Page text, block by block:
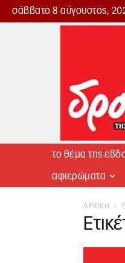
σάββατο 8 αύγουστος,
Δρόμος
το θέμα της
αφιερώματα
ΑΡΧΙΚΉ